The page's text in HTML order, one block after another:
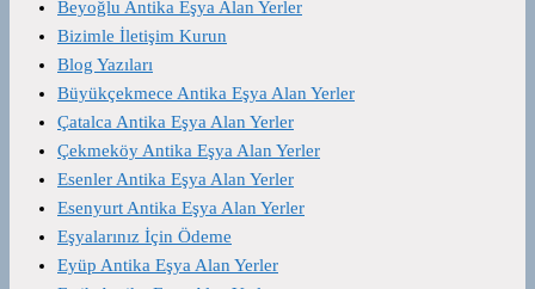
Beyoğlu Antika Eşya Alan Yerler
Bizimle İletişim Kurun
Blog Yazıları
Büyükçekmece Antika Eşya Alan Yerler
Çatalca Antika Eşya Alan Yerler
Çekmeköy Antika Eşya Alan Yerler
Esenler Antika Eşya Alan Yerler
Esenyurt Antika Eşya Alan Yerler
Eşyalarınız İçin Ödeme
Eyüp Antika Eşya Alan Yerler